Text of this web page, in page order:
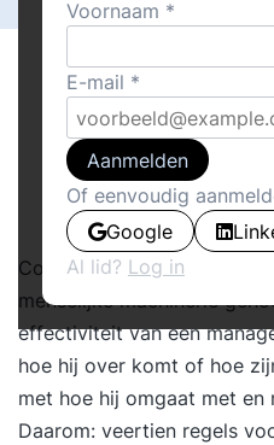
Communicatie wordt wel
menselijke machinerie
effectiviteit van een
hoe hij over komt of hoe
met hoe hij omgaat met en
Daarom: veertien regels
Voornaam
E-mail
Aanmelden
Of eenvoudig
Google
Al lid? Log in